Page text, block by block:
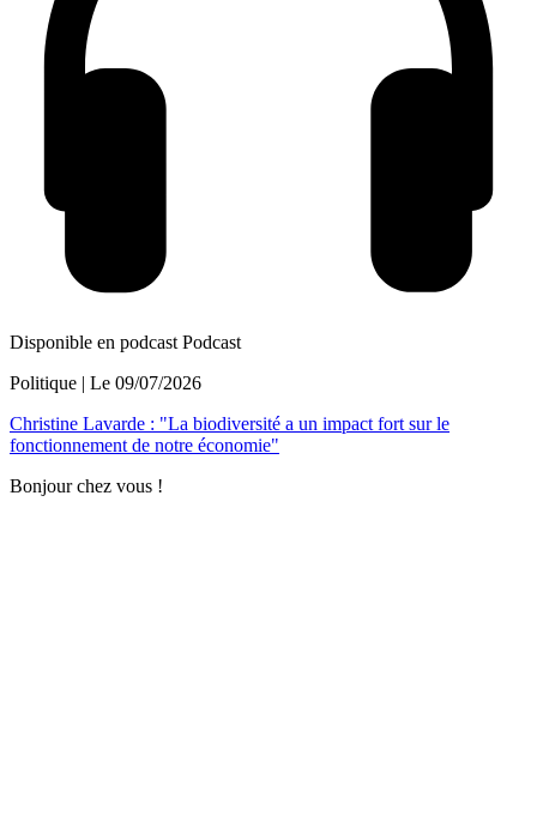
Disponible en podcast Podcast
Politique | Le 09/07/2026
Christine Lavarde : "La biodiversité a un impact fort sur le
fonctionnement de notre économie"
Bonjour chez vous !